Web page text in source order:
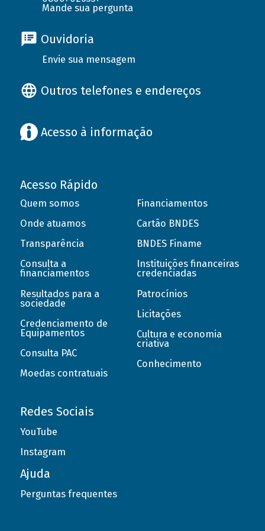
Mande sua pergunta
Ouvidoria
Envie sua mensagem
Outros telefones e endereços
Acesso à informação
Acesso Rápido
Quem somos
Onde atuamos
Transparência
Consulta a
financiamentos
Resultados para a
sociedade
Credenciamento de
Equipamentos
Consulta PAC
Moedas contratuais
Financiamentos
Cartão BNDES
BNDES Finame
Instituições financeiras
credenciadas
Patrocínios
Licitações
Cultura e economia
criativa
Conhecimento
Redes Sociais
YouTube
Instagram
Ajuda
Perguntas frequentes